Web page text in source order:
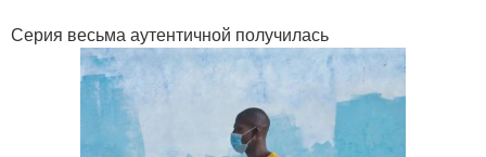
Серия весьма аутентичной получилась